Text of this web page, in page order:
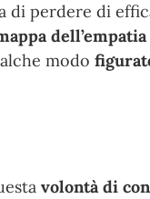
di perdere di
dell’empatia
modo
volontà di